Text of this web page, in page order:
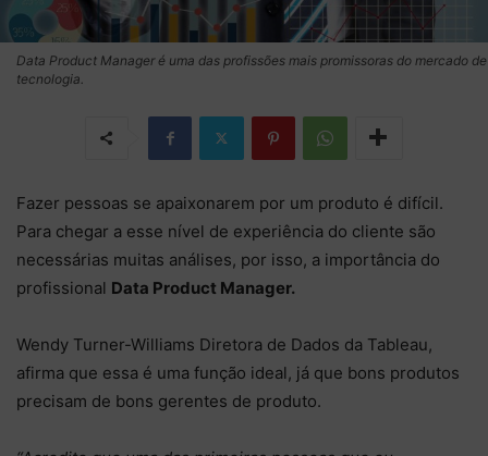
Data Product Manager é uma das profissões mais promissoras do mercado de
tecnologia.
Fazer pessoas se apaixonarem por um produto é difícil.
Para chegar a esse nível de experiência do cliente são
necessárias muitas análises, por isso, a importância do
profissional Data Product Manager.
Wendy Turner-Williams Diretora de Dados da Tableau,
afirma que essa é uma função ideal, já que bons produtos
precisam de bons gerentes de produto.